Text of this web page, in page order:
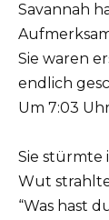
Savannah
Sie waren
endlich
Um 7:03
Sie stürmte
Wut
“Was hast